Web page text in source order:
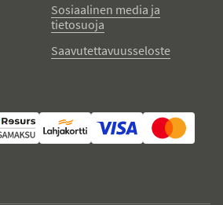
Sosiaalinen media ja
tietosuoja
Saavutettavuusseloste